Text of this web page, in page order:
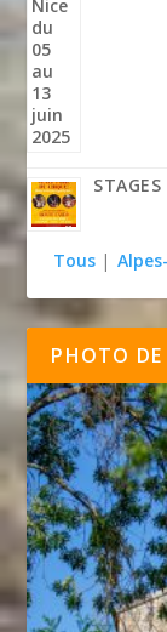
Tous |
PHOTO DE